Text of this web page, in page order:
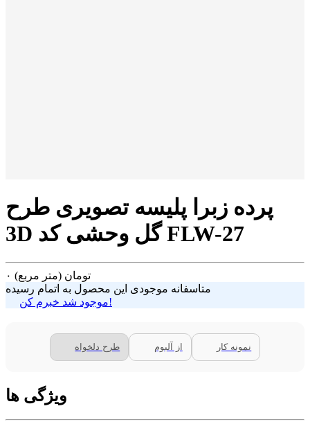
پرده زبرا پلیسه تصویری طرح
3D گل وحشی کد FLW-27
۰ تومان (متر مربع)
متاسفانه موجودی این محصول به اتمام رسیده
موجود شد خبرم کن!
طرح دلخواه از آلبوم نمونه کار
ویژگی ها